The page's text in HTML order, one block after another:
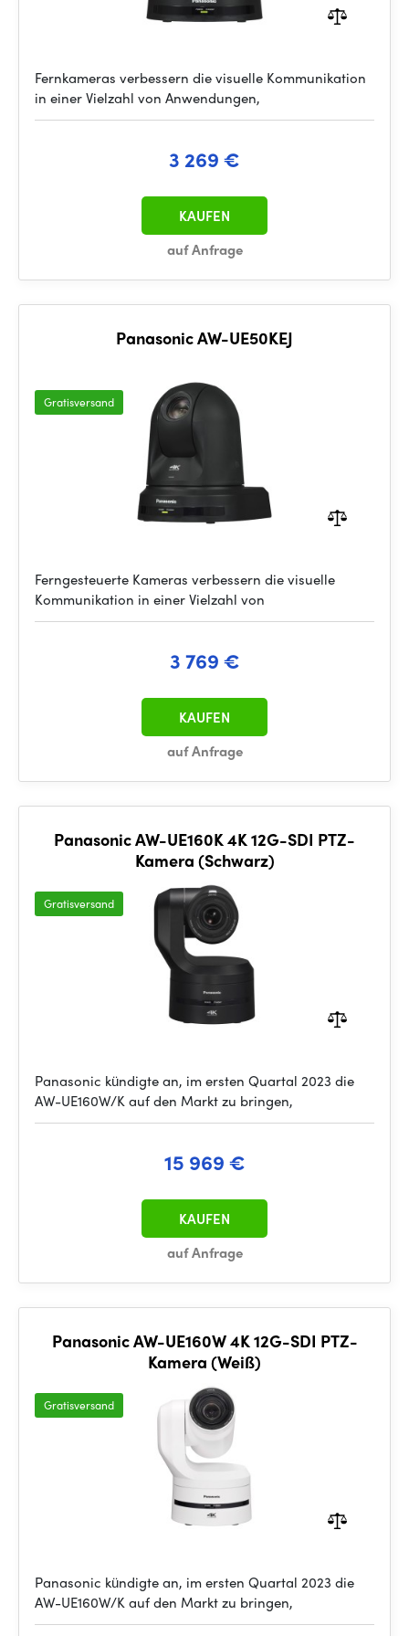
Fernkameras verbessern die visuelle Kommunikation
in einer Vielzahl von Anwendungen,
3 269 €
auf Anfrage
KAUFEN
Panasonic AW-UE50KEJ
Gratisversand
Ferngesteuerte Kameras verbessern die visuelle
Kommunikation in einer Vielzahl von
3 769 €
auf Anfrage
KAUFEN
Panasonic AW-UE160K 4K 12G-SDI PTZ-
Kamera (Schwarz)
Gratisversand
Panasonic kündigte an, im ersten Quartal 2023 die
AW-UE160W/K auf den Markt zu bringen,
15 969 €
auf Anfrage
KAUFEN
Panasonic AW-UE160W 4K 12G-SDI PTZ-
Kamera (Weiß)
Gratisversand
Panasonic kündigte an, im ersten Quartal 2023 die
AW-UE160W/K auf den Markt zu bringen,